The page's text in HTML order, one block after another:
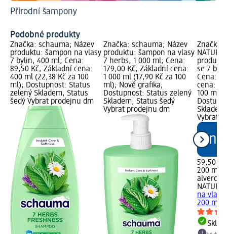
Přírodní šampony
Podobné produkty
Značka: schauma; Název
produktu: šampon na vlasy
7 bylin, 400 ml; Cena:
89,50 Kč; Základní cena:
400 ml (22,38 Kč za 100
ml); Dostupnost: Status
zelený Skladem, Status
šedý Vybrat prodejnu dm
Značka: schauma; Název
produktu: šampon na vlasy
7 herbs, 1 000 ml; Cena:
179,00 Kč; Základní cena:
1 000 ml (17,90 Kč za 100
ml); Nově grafika;
Dostupnost: Status zelený
Skladem, Status šedý
Vybrat prodejnu dm
Značka:
se 7 bio
Cena:
cena:
100 ml);
Vybrat
59,50 Kč
200 ml
alverde
na
200 ml